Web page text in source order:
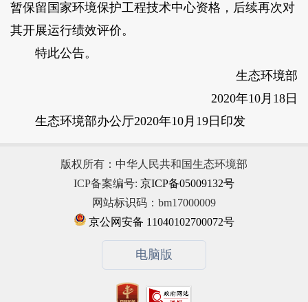
暂保留国家环境保护工程技术中心资格，后续再次对
其开展运行绩效评价。
特此公告。
生态环境部
2020年10月18日
生态环境部办公厅2020年10月19日印发
版权所有：中华人民共和国生态环境部
ICP备案编号: 京ICP备05009132号
网站标识码：bm17000009
京公网安备 11040102700072号
电脑版